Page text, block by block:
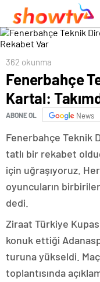
362 okunma
Fenerbahçe
Kartal:
ABONE OL News
Fenerbahçe Teknik
tatlı bir rekabet
için uğraşıyoruz.
oyuncuların
dedi.
Ziraat Türkiye
konuk ettiği
turuna yükseldi.
toplantısında